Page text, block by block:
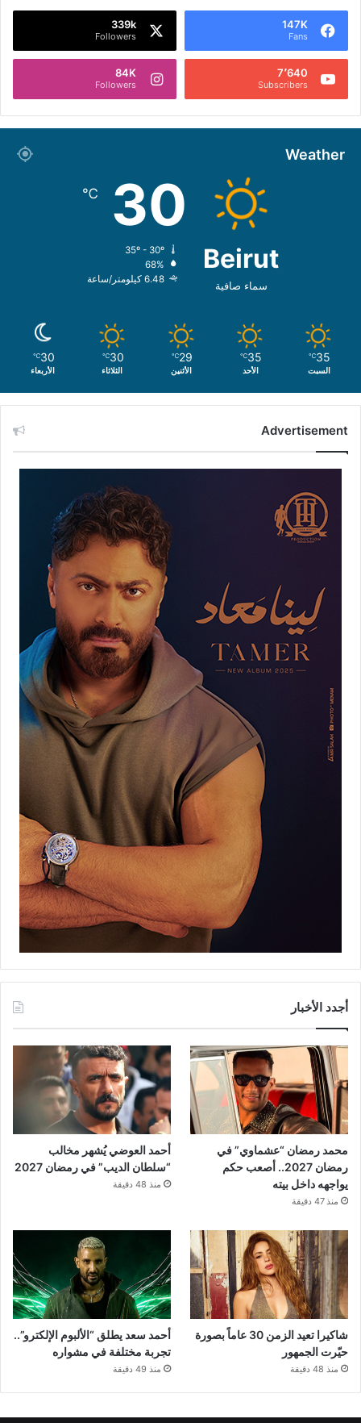
147K
Fans
339k
Followers
7٬640
Subscribers
84K
Followers
Weather
Beirut
سماء صافية
30
℃
68%
6.48 كيلومتر/ساعة
35
℃
السبت
35
℃
الأحد
29
℃
الأثنين
30
℃
الثلاثاء
30
℃
الأربعاء
Advertisement
أجدد الأخبار
محمد رمضان “عشماوي” في
رمضان 2027.. أصعب حكم
يواجهه داخل بيته
منذ 47 دقيقة
أحمد العوضي يُشهر مخالب
“سلطان الديب” في رمضان 2027
منذ 48 دقيقة
شاكيرا تعيد الزمن 30 عاماً بصورة
حيّرت الجمهور
منذ 48 دقيقة
أحمد سعد يطلق “الألبوم الإلكترو”..
تجربة مختلفة في مشواره
منذ 49 دقيقة